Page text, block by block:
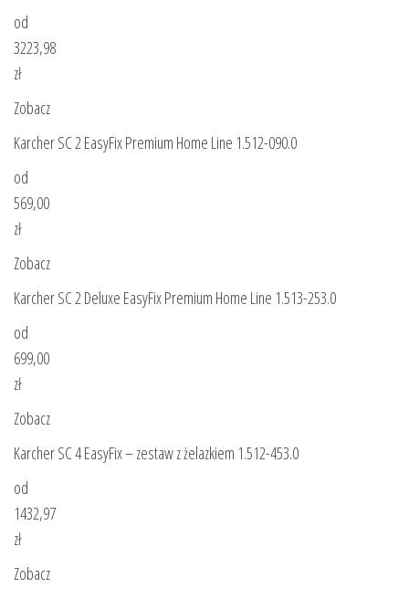
od
3223,98
zł
Zobacz
Karcher SC 2 EasyFix Premium Home Line 1.512-090.0
od
569,00
zł
Zobacz
Karcher SC 2 Deluxe EasyFix Premium Home Line 1.513-253.0
od
699,00
zł
Zobacz
Karcher SC 4 EasyFix – zestaw z żelazkiem 1.512-453.0
od
1432,97
zł
Zobacz